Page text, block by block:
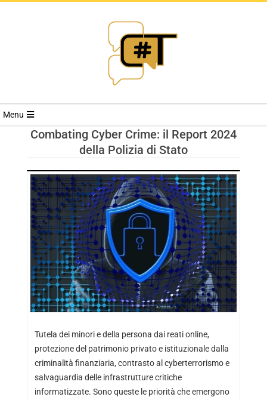
RIVISTA
TRENDS
Menu
Combating Cyber Crime: il Report 2024
della Polizia di Stato
Tutela dei minori e della persona dai reati online,
protezione del patrimonio privato e istituzionale dalla
criminalità finanziaria, contrasto al cyberterrorismo e
salvaguardia delle infrastrutture critiche
informatizzate. Sono queste le priorità che emergono